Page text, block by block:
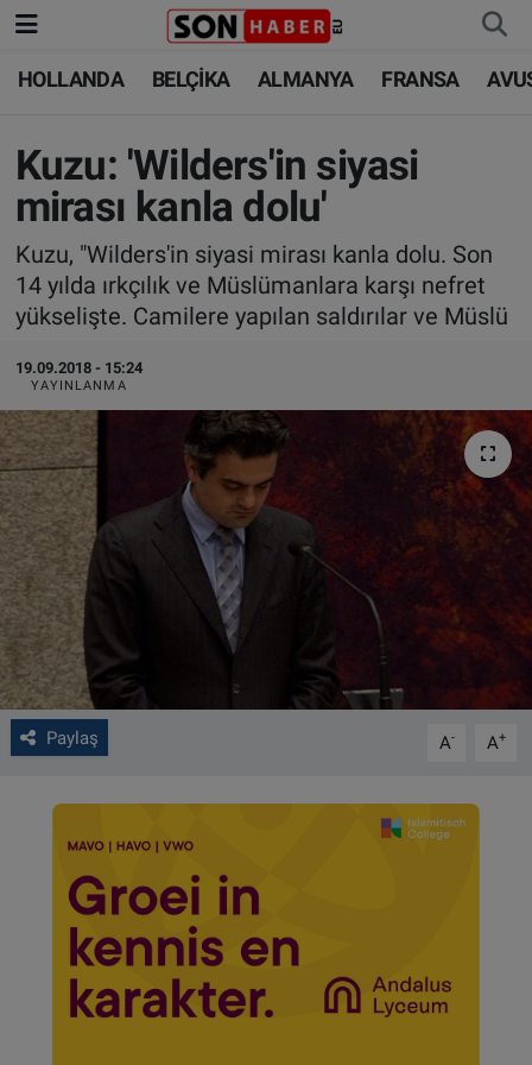
HOLLANDA BELÇİKA ALMANYA FRANSA
Kuzu: 'Wilders'in siyasi
mirası kanla dolu'
Kuzu, "Wilders'in siyasi mirası kanla dolu. Son
14 yılda ırkçılık ve Müslümanlara karşı nefret
yükselişte. Camilere yapılan saldırılar ve Müslü
19.09.2018 - 15:24
YAYINLANMA
Paylaş A- A+
HOLLANDA
BELÇİKA
ALMANYA
FRANSA
AVUSTURYA
SAĞLIK - YAŞAM
BİLİM-TEKNOLOJİ
HOLLANDA
BELÇİKA
ALMANYA
TÜRKİYE
DÜNYA
BİLİM-TEKNOLOJİ
SAĞLIK
FOTO GALERİ
VIDEO GALERİ
ALGEMENE VOORWAARDEN
CONTACT
Çerez Politikası
Nöbetçi Eczaneler
Hava Durumu
Trafik Durumu
Süper Lig Puan Durumu ve Fikstür
Tüm Manşetler
Son Dakika Haberleri
Haber Arşivi